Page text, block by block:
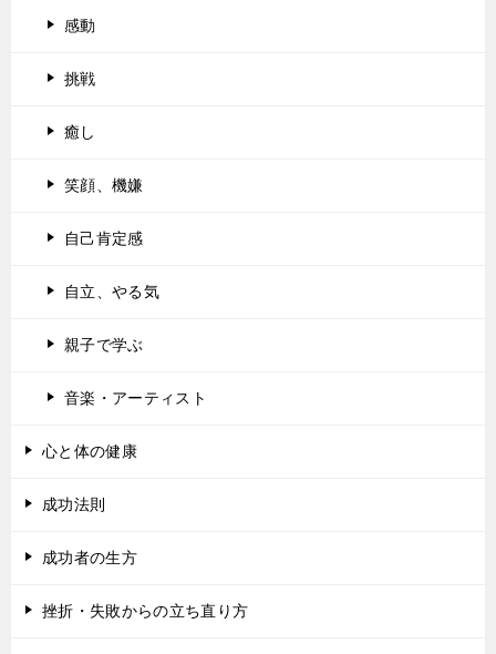
感動
挑戦
癒し
笑顔、機嫌
自己肯定感
自立、やる気
親子で学ぶ
音楽・アーティスト
心と体の健康
成功法則
成功者の生方
挫折・失敗からの立ち直り方